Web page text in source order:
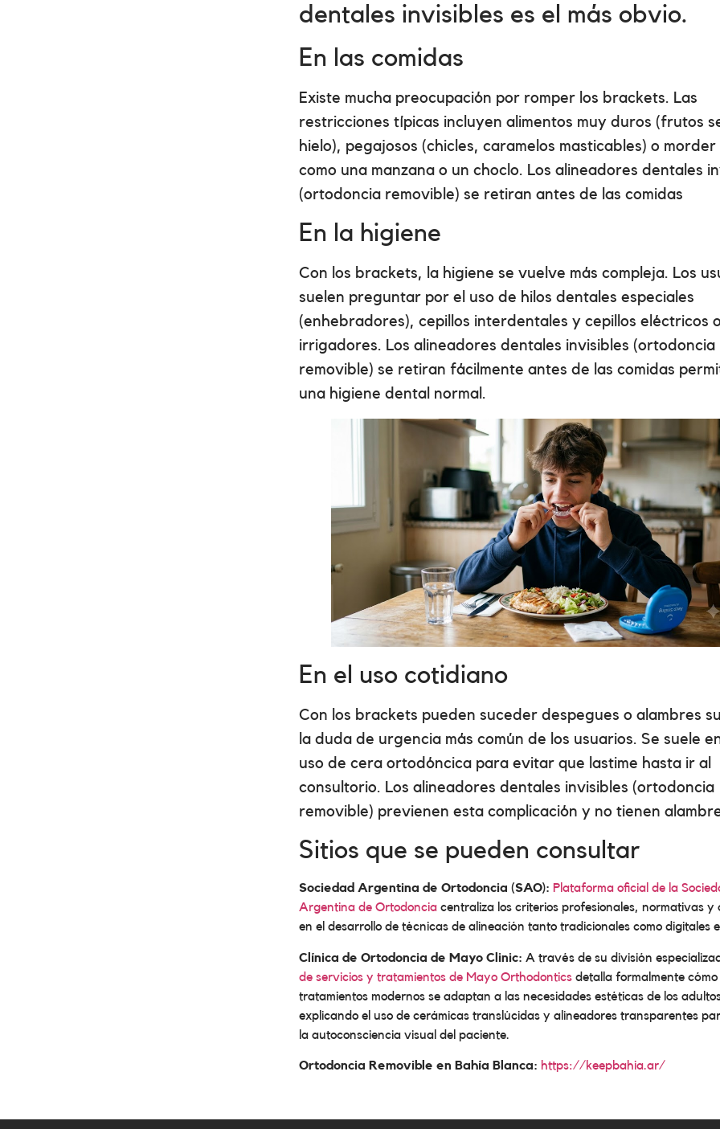
dentales invisibles es el más obvio.
En las comidas
Existe mucha preocupación por romper los brackets. Las
restricciones típicas incluyen alimentos muy duros (frutos
hielo), pegajosos (chicles, caramelos masticables) o morder
como una manzana o un choclo. Los alineadores dentales
(ortodoncia removible) se retiran antes de las comidas
En la higiene
Con los brackets, la higiene se vuelve más compleja. Los
suelen preguntar por el uso de hilos dentales especiales
(enhebradores), cepillos interdentales y cepillos eléctricos o
irrigadores. Los alineadores dentales invisibles (ortodoncia
removible) se retiran fácilmente antes de las comidas
una higiene dental normal.
En el uso cotidiano
Con los brackets pueden suceder despegues o alambres
la duda de urgencia más común de los usuarios. Se suele
uso de cera ortodóncica para evitar que lastime hasta ir al
consultorio. Los alineadores dentales invisibles (ortodoncia
removible) previenen esta complicación y no tienen
Sitios que se pueden consultar
Sociedad Argentina de Ortodoncia (SAO): Plataforma oficial de la
Argentina de Ortodoncia centraliza los criterios profesionales, normativas y
en el desarrollo de técnicas de alineación tanto tradicionales como digitales
Clínica de Ortodoncia de Mayo Clinic: A través de su división
de servicios y tratamientos de Mayo Orthodontics detalla formalmente cómo
tratamientos modernos se adaptan a las necesidades estéticas de los
explicando el uso de cerámicas translúcidas y alineadores transparentes
la autoconsciencia visual del paciente.
Ortodoncia Removible en Bahía Blanca: https://keepbahia.ar/